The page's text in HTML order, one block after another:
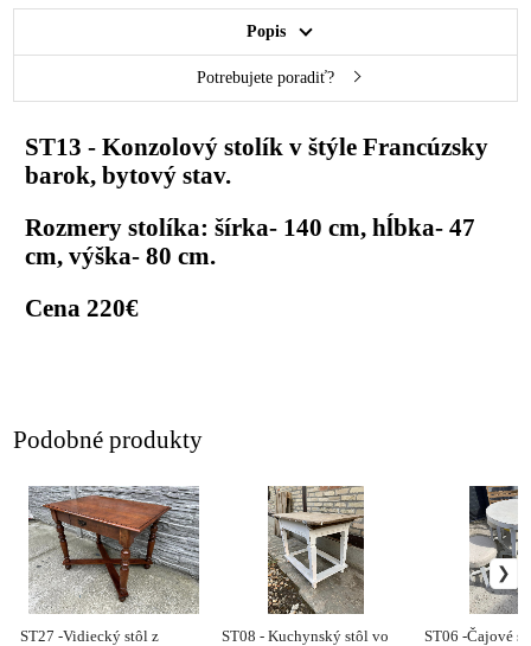
Popis
Potrebujete poradiť?
ST13 - Konzolový stolík v štýle Francúzsky
barok, bytový stav.
Rozmery stolíka: šírka- 140 cm, hĺbka- 47
cm, výška- 80 cm.
Cena 220€
Podobné produkty
ST27 -Vidiecký stôl z
ST08 - Kuchynský stôl vo
ST06 -Čajové